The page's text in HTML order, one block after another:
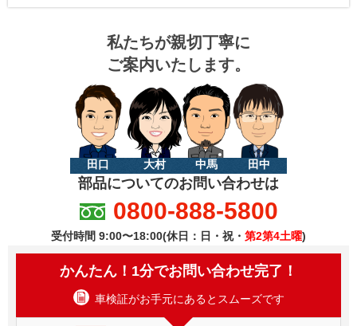
私たちが親切丁寧に
ご案内いたします。
田口 大村 中馬 田中
部品についてのお問い合わせは
0800-888-5800
受付時間 9:00〜18:00(休日：日・祝・ 第2第4土曜)
かんたん！1分でお問い合わせ完了！
車検証がお手元にあるとスムーズです